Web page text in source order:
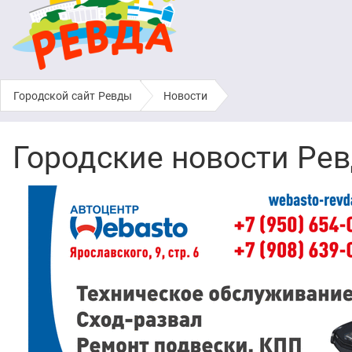
Городской сайт Ревды › Новости
Городские новости